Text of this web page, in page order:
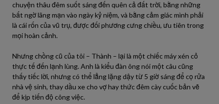
chuyện thâu đêm suốt sáng đến quên cả đất trời, bằng những
bất ngờ lãng mạn vào ngày kỷ niệm, và bằng cảm giác mình phải
là cái rốn của vũ trụ, được đối phương cưng chiều, ưu tiên trong
mọi hoàn cảnh.
Nhưng chồng cũ của tôi – Thành – lại là một chiếc máy xén cỏ
thực tế đến lạnh lùng. Anh là kiểu đàn ông nói một câu cũng
thấy tiếc lời, nhưng có thể lẳng lặng dậy từ 5 giờ sáng để cọ rửa
nhà vệ sinh, thay dầu xe cho vợ hay thức đêm cày cuốc bản vẽ
để kịp tiến độ công việc.